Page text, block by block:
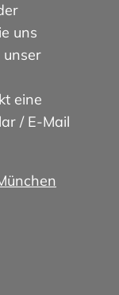
uns
unser
eine
/ E-Mail